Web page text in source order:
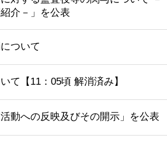
介－」を公表
ついて
て【11：05頃 解消済み】
動への反映及びその開示」を公表